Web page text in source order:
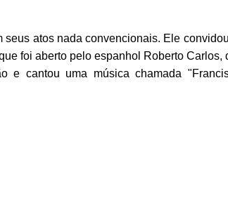
atos nada convencionais. Ele
foi aberto pelo espanhol Roberto Carlos,
e cantou uma música chamada